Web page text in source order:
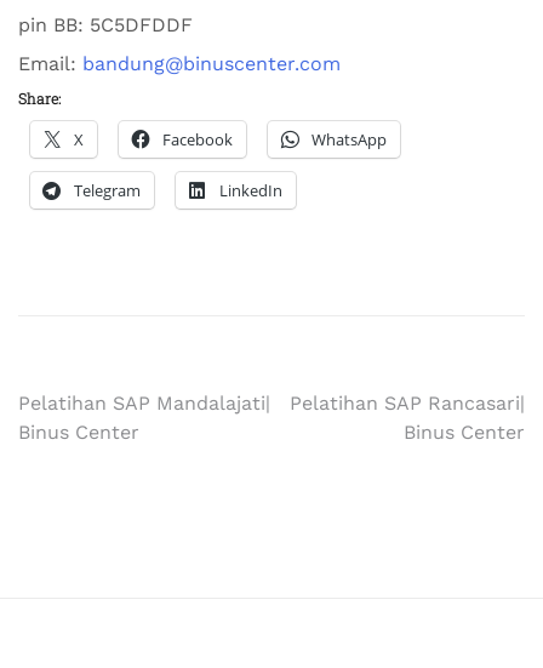
pin BB: 5C5DFDDF
Email: bandung@binuscenter.com
Share:
X Facebook WhatsApp
Telegram LinkedIn
Pelatihan SAP Mandalajati|
Binus Center
Pelatihan SAP Rancasari|
Binus Center